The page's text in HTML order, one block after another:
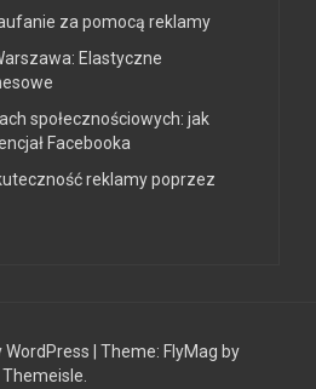
za pomocą reklamy
Elastyczne
społecznościowych: jak
Facebooka
reklamy poprzez
WordPress Theme: FlyMag by
Themeisle.